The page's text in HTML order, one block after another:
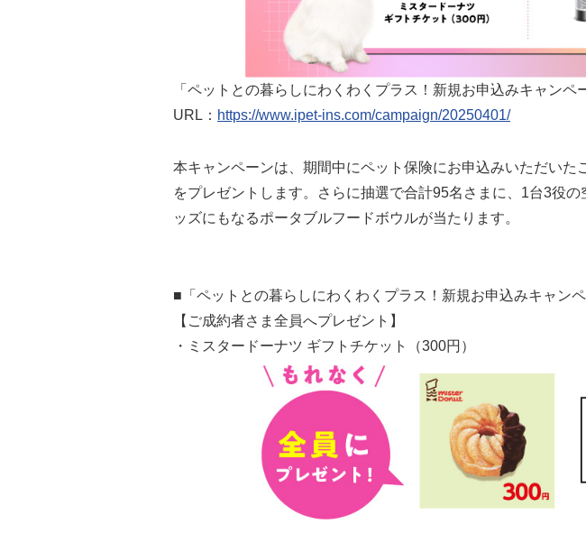
「ペットとの暮らしにわくわくプラス！新規お申込みキャンペ
URL： https://www.ipet-ins.com/campaign/20250401/
本キャンペーンは、期間中にペット保険にお申込みいただいた
をプレゼントします。さらに抽選で合計95名さまに、1台3役
ッズにもなるポータブルフードボウルが当たります。
■「ペットとの暮らしにわくわくプラス！新規お申込みキャン
【ご成約者さま全員へプレゼント】
・ミスタードーナツ ギフトチケット（300円）